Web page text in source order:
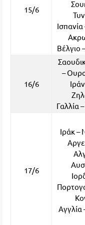
15/6
Βέλγιο
16/6
–
Γαλλία
17/6
Ιράκ –
Αγγλία